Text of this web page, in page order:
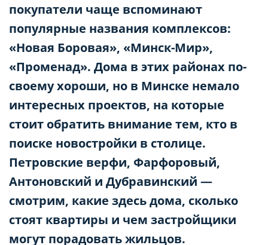
покупатели чаще вспоминают
популярные названия комплексов:
«Новая Боровая», «Минск-Мир»,
«Променад». Дома в этих районах по-
своему хороши, но в Минске немало
интересных проектов, на которые
стоит обратить внимание тем, кто в
поиске новостройки в столице.
Петровские верфи, Фарфоровый,
Антоновский и Дубравинский —
смотрим, какие здесь дома, сколько
стоят квартиры и чем застройщики
могут порадовать жильцов.